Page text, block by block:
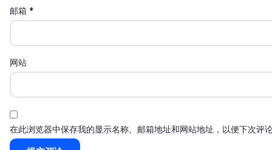
邮箱 *
网站
在此浏览器中保存我的显示名称、邮箱地址和网站地址，以便下次评